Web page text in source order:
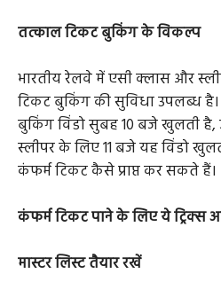
तत्काल टिकट बुकिंग के विकल्प
भारतीय रेलवे में एसी क्लास और
टिकट बुकिंग की सुविधा उपलब्ध
बुकिंग विंडो सुबह 10 बजे खुलती है,
स्लीपर के लिए 11 बजे यह विंडो
कंफर्म टिकट कैसे प्राप्त कर सकते हैं।
कंफर्म टिकट पाने के लिए ये ट्रिक्स
मास्टर लिस्ट तैयार रखें